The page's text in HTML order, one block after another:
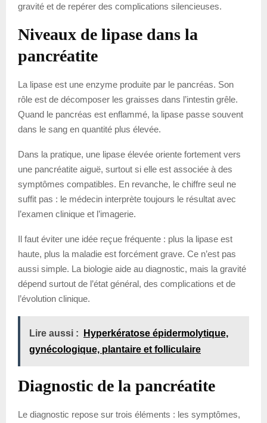
gravité et de repérer des complications silencieuses.
Niveaux de lipase dans la
pancréatite
La lipase est une enzyme produite par le pancréas. Son
rôle est de décomposer les graisses dans l’intestin grêle.
Quand le pancréas est enflammé, la lipase passe souvent
dans le sang en quantité plus élevée.
Dans la pratique, une lipase élevée oriente fortement vers
une pancréatite aiguë, surtout si elle est associée à des
symptômes compatibles. En revanche, le chiffre seul ne
suffit pas : le médecin interprète toujours le résultat avec
l’examen clinique et l’imagerie.
Il faut éviter une idée reçue fréquente : plus la lipase est
haute, plus la maladie est forcément grave. Ce n’est pas
aussi simple. La biologie aide au diagnostic, mais la gravité
dépend surtout de l’état général, des complications et de
l’évolution clinique.
Lire aussi :
Hyperkératose épidermolytique,
gynécologique, plantaire et folliculaire
Diagnostic de la pancréatite
Le diagnostic repose sur trois éléments : les symptômes,